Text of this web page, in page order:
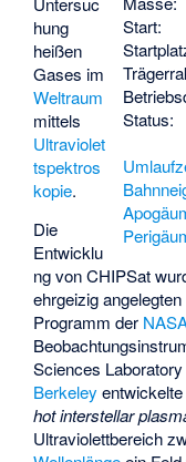
Start:
Status:
hung
heißen
Gases im
Weltraum
mittels
Ultraviolet
tspektros
kopie.
Die
Entwicklu
ng von CHIPSat
ehrgeizig
Programm der
Sciences Laboratory
Berkeley
hot interstellar
Ultraviolettbereich